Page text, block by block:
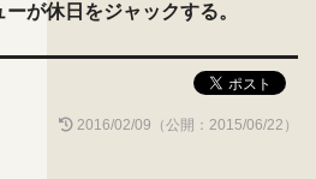
が休日をジャックする。
2016/02/09（公開：2015/06/22）